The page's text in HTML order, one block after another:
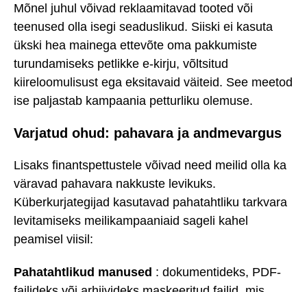
Mõnel juhul võivad reklaamitavad tooted või
teenused olla isegi seaduslikud. Siiski ei kasuta
ükski hea mainega ettevõte oma pakkumiste
turundamiseks petlikke e-kirju, võltsitud
kiireloomulisust ega eksitavaid väiteid. See meetod
ise paljastab kampaania petturliku olemuse.
Varjatud ohud: pahavara ja andmevargus
Lisaks finantspettustele võivad need meilid olla ka
väravad pahavara nakkuste levikuks.
Küberkurjategijad kasutavad pahatahtliku tarkvara
levitamiseks meilikampaaniaid sageli kahel
peamisel viisil:
Pahatahtlikud manused : dokumentideks, PDF-